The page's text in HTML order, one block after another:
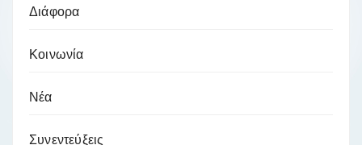
Διάφορα
Κοινωνία
Νέα
Συνεντεύξεις